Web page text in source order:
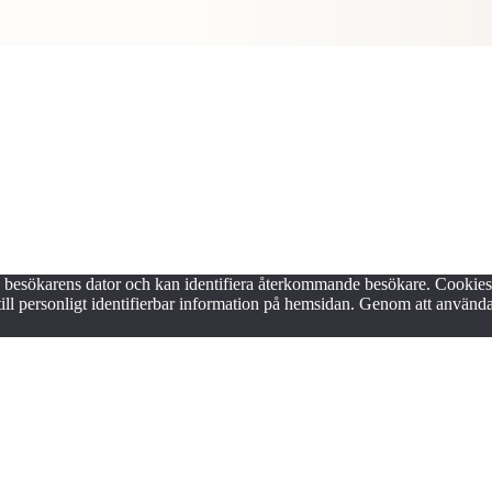
dator och kan identifiera återkommande besökare.
personligt identifierbar information på hemsidan. Genom att